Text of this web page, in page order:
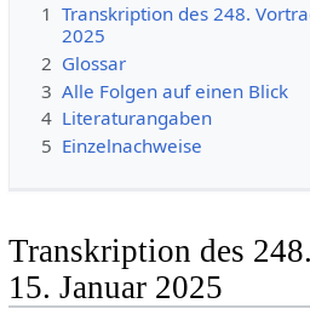
1 Transkription des 248.
2025
2 Glossar
3 Alle Folgen auf einen Blick
4 Literaturangaben
5 Einzelnachweise
Transkription des
15. Januar 2025